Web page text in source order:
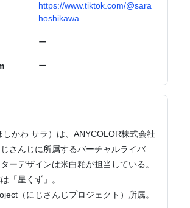
https://www.tiktok.com/@sara_
hoshikawa
ー
ー
しかわ サラ）は、ANYCOLOR株式会社
さんじに所属するバーチャルライバ
ーデザインは米白粕が担当している。
「星くず」。
（にじさんじプロジェクト）所属。